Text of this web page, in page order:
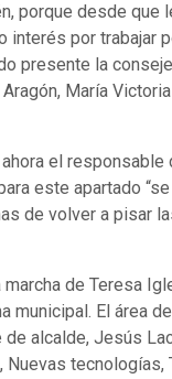
porque desde que
por trabajar
presente la
María
el responsable
este apartado
de volver a pisar
de Teresa
municipal. El área
alcalde, Jesús
Nuevas tecnologías,